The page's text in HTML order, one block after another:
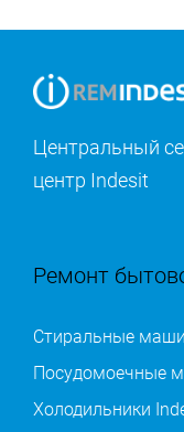
Центральный
центр Indesit
Ремонт
Стиральные
Посудомоечные
Холодильники